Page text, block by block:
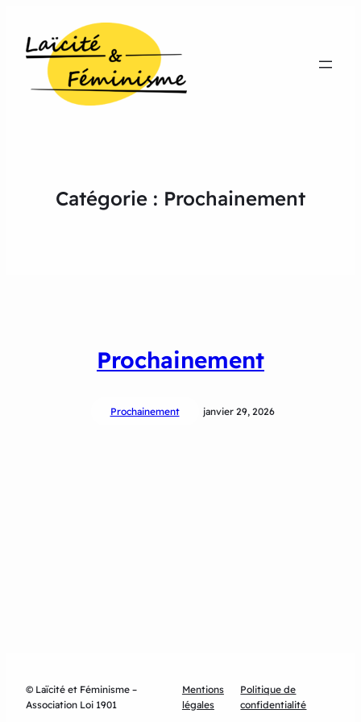
Catégorie : Prochainement
Prochainement
Prochainement janvier 29, 2026
© Laïcité et Féminisme –
Association Loi 1901
Mentions
légales
Politique de
confidentialité